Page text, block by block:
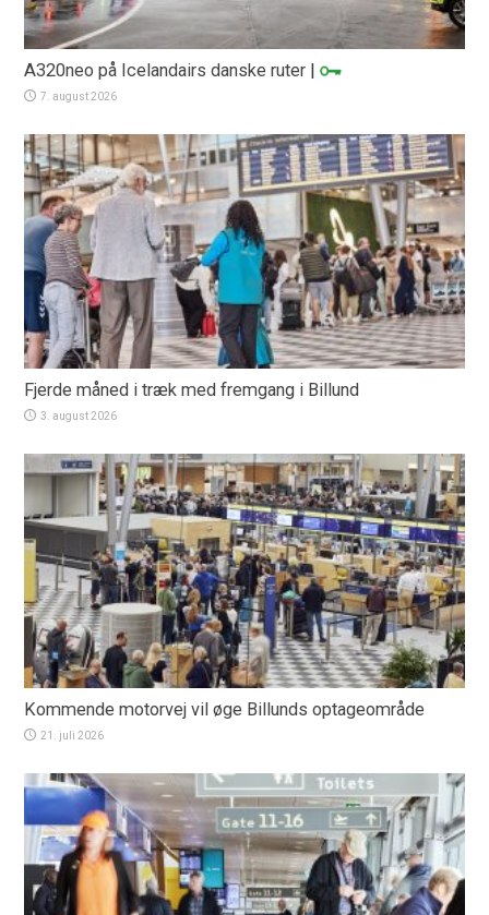
A320neo på Icelandairs danske ruter |
7. august 2026
Fjerde måned i træk med fremgang i Billund
3. august 2026
Kommende motorvej vil øge Billunds optageområde
21. juli 2026